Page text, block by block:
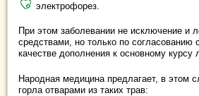
электрофорез.
При этом заболевании не исключение и
средствами, но только по
качестве дополнения к основному курсу
Народная медицина предлагает, в этом
горла отварами из таких трав: